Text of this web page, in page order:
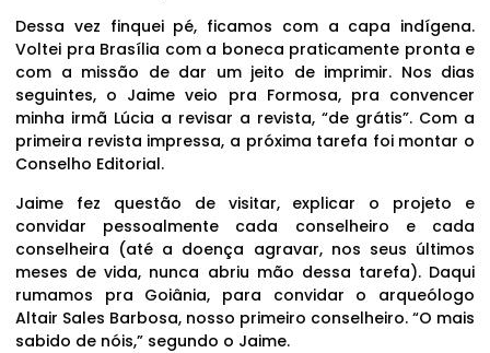
Dessa vez finquei pé, ficamos com a capa indígena.
Voltei pra Brasília com a boneca praticamente pronta e
com a missão de dar um jeito de imprimir. Nos dias
seguintes, o Jaime veio pra Formosa, pra convencer
minha irmã Lúcia a revisar a revista, “de grátis”. Com a
primeira revista impressa, a próxima tarefa foi montar o
Conselho Editorial.
Jaime fez questão de visitar, explicar o projeto e
convidar pessoalmente cada conselheiro e cada
conselheira (até a doença agravar, nos seus últimos
meses de vida, nunca abriu mão dessa tarefa). Daqui
rumamos pra Goiânia, para convidar o arqueólogo
Altair Sales Barbosa, nosso primeiro conselheiro. “O mais
sabido de nóis,” segundo o Jaime.